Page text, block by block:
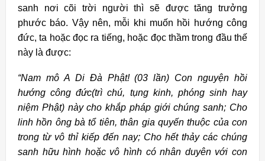
sanh nơi cõi trời người thì sẽ được tăng trưởng
phước báo. Vậy nên, mỗi khi muốn hồi hướng công
đức, ta hoặc đọc ra tiếng, hoặc đọc thầm trong đầu thế
này là được:
“Nam mô A Di Đà Phật! (03 lần) Con nguyện hồi
hướng công đức(trì chú, tụng kinh, phóng sinh hay
niệm Phật) này cho khắp pháp giới chúng sanh; Cho
linh hồn ông bà tổ tiên, thân gia quyến thuộc của con
trong từ vô thỉ kiếp đến nay; Cho hết thảy các chúng
sanh hữu hình hoặc vô hình có nhân duyên với con